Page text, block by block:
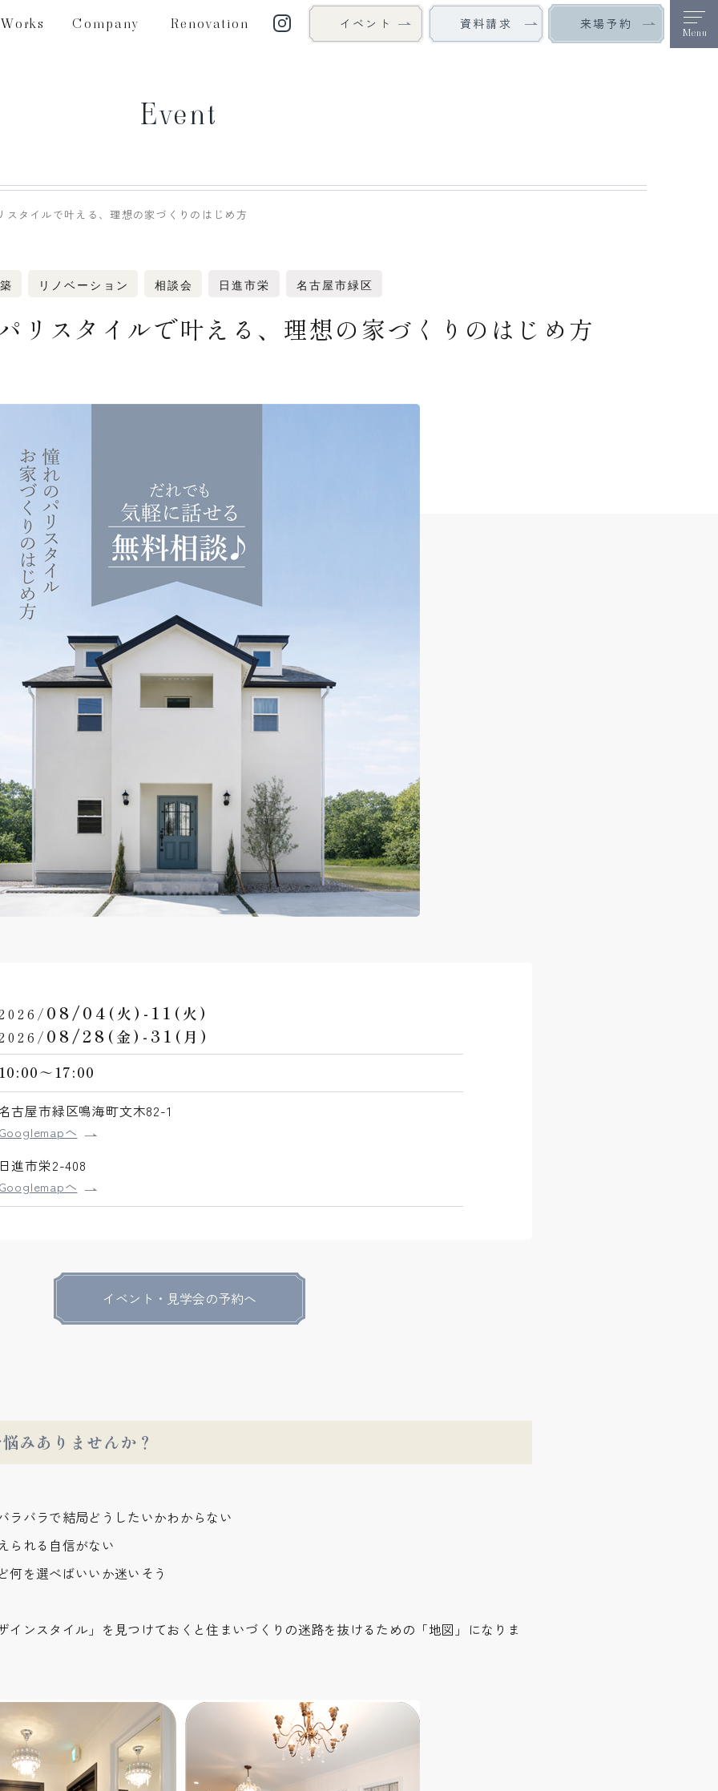
Menu
Works Company Renovation イベント 資料請求 来場予約
Event
スタイルで叶える、理想の家づくりのはじめ方
リノベーション 相談会 日進市栄 名古屋市緑区
リスタイルで叶える、理想の家づくりのはじめ方
08/04 (火) -11 (火)
08/28 (金) -31 (月)
～17:00
古屋市緑区鳴海町文木82-1
へ
進市栄2-408
へ
イベント・見学会の予約へ
みありませんか？
ラバラで結局どうしたいかわからない
られる自信がない
何を選べばいいか迷いそう
インスタイル」を見つけておくと住まいづくりの迷路を抜けるための「地図」になりま